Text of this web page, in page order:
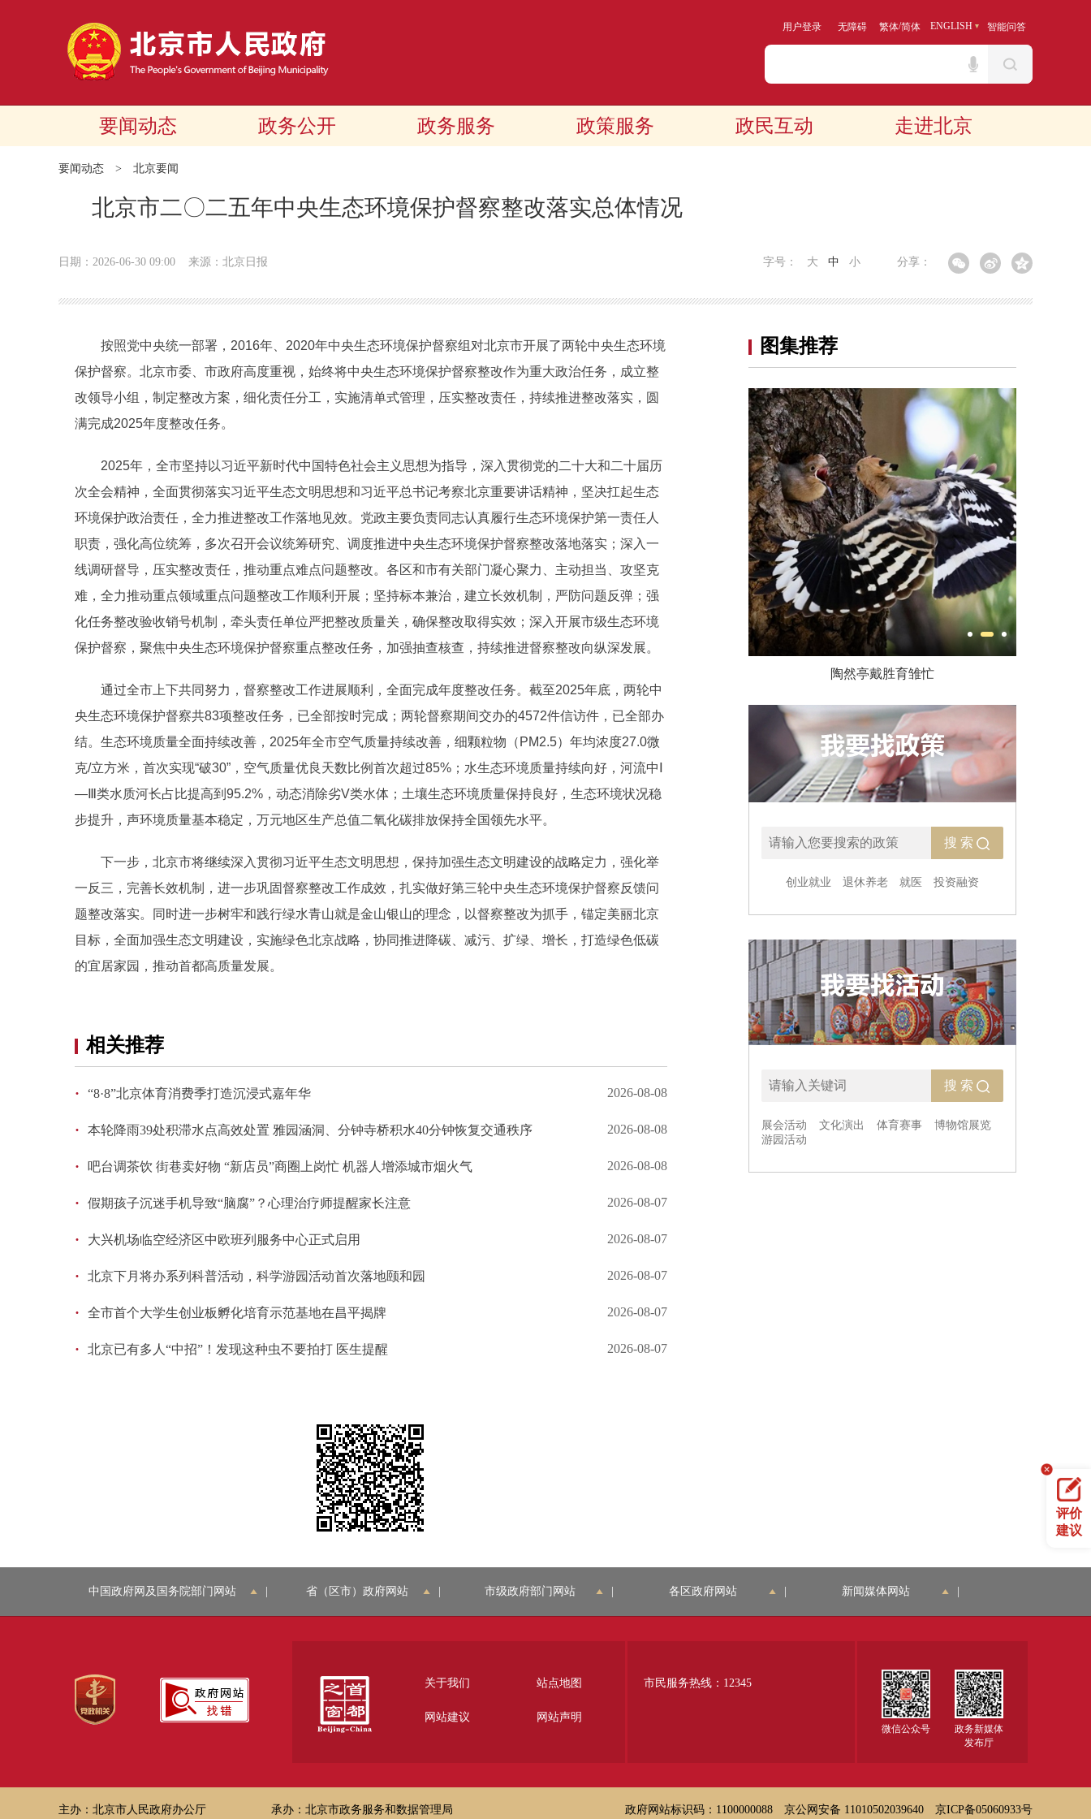
用户登录 无障碍 繁体/简体 ENGLISH 智能问答
要闻动态 政务公开 政务服务 政策服务 政民互动 走进北京
要闻动态 > 北京要闻
北京市二〇二五年中央生态环境保护督察整改落实总体情况
日期：2026-06-30 09:00 来源：北京日报 分享：
字号： 大 中 小
按照党中央统一部署，2016年、2020年中央生态环境保护督察组对北京市开展了两轮中央生态环境
保护督察。北京市委、市政府高度重视，始终将中央生态环境保护督察整改作为重大政治任务，成立整
改领导小组，制定整改方案，细化责任分工，实施清单式管理，压实整改责任，持续推进整改落实，圆
满完成2025年度整改任务。
2025年，全市坚持以习近平新时代中国特色社会主义思想为指导，深入贯彻党的二十大和二十届历
次全会精神，全面贯彻落实习近平生态文明思想和习近平总书记考察北京重要讲话精神，坚决扛起生态
环境保护政治责任，全力推进整改工作落地见效。党政主要负责同志认真履行生态环境保护第一责任人
职责，强化高位统筹，多次召开会议统筹研究、调度推进中央生态环境保护督察整改落地落实；深入一
线调研督导，压实整改责任，推动重点难点问题整改。各区和市有关部门凝心聚力、主动担当、攻坚克
难，全力推动重点领域重点问题整改工作顺利开展；坚持标本兼治，建立长效机制，严防问题反弹；强
化任务整改验收销号机制，牵头责任单位严把整改质量关，确保整改取得实效；深入开展市级生态环境
保护督察，聚焦中央生态环境保护督察重点整改任务，加强抽查核查，持续推进督察整改向纵深发展。
通过全市上下共同努力，督察整改工作进展顺利，全面完成年度整改任务。截至2025年底，两轮中
央生态环境保护督察共83项整改任务，已全部按时完成；两轮督察期间交办的4572件信访件，已全部办
结。生态环境质量全面持续改善，2025年全市空气质量持续改善，细颗粒物（PM2.5）年均浓度27.0微
克/立方米，首次实现“破30”，空气质量优良天数比例首次超过85%；水生态环境质量持续向好，河流中Ⅰ
—Ⅲ类水质河长占比提高到95.2%，动态消除劣V类水体；土壤生态环境质量保持良好，生态环境状况稳
步提升，声环境质量基本稳定，万元地区生产总值二氧化碳排放保持全国领先水平。
下一步，北京市将继续深入贯彻习近平生态文明思想，保持加强生态文明建设的战略定力，强化举
一反三，完善长效机制，进一步巩固督察整改工作成效，扎实做好第三轮中央生态环境保护督察反馈问
题整改落实。同时进一步树牢和践行绿水青山就是金山银山的理念，以督察整改为抓手，锚定美丽北京
目标，全面加强生态文明建设，实施绿色北京战略，协同推进降碳、减污、扩绿、增长，打造绿色低碳
的宜居家园，推动首都高质量发展。
相关推荐
· “8·8”北京体育消费季打造沉浸式嘉年华 2026-08-08
· 本轮降雨39处积滞水点高效处置 雅园涵洞、分钟寺桥积水40分钟恢复交通秩序 2026-08-08
· 吧台调茶饮 街巷卖好物 “新店员”商圈上岗忙 机器人增添城市烟火气 2026-08-08
· 假期孩子沉迷手机导致“脑腐”？心理治疗师提醒家长注意 2026-08-07
· 大兴机场临空经济区中欧班列服务中心正式启用 2026-08-07
· 北京下月将办系列科普活动，科学游园活动首次落地颐和园 2026-08-07
· 全市首个大学生创业板孵化培育示范基地在昌平揭牌 2026-08-07
· 北京已有多人“中招”！发现这种虫不要拍打 医生提醒 2026-08-07
图集推荐
评价
建议
中国政府网及国务院部门网站 省（区市）政府网站 市级政府部门网站 各区政府网站 新闻媒体网站
关于我们 站点地图
网站建议 网站声明
市民服务热线：12345
微信公众号
政务新媒体
发布厅
主办：北京市人民政府办公厅 承办：北京市政务服务和数据管理局 政府网站标识码：1100000088 京公网安备 11010502039640 京ICP备05060933号